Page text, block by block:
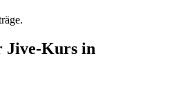
Jive-Kurs in